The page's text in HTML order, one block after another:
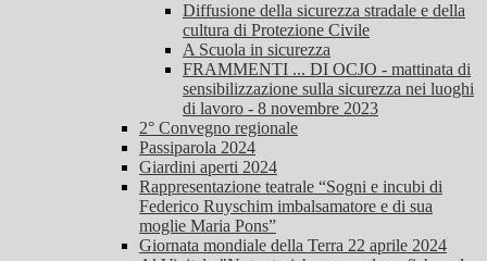
Diffusione della sicurezza stradale e della
cultura di Protezione Civile
A Scuola in sicurezza
FRAMMENTI ... DI OCJO - mattinata di
sensibilizzazione sulla sicurezza nei luoghi
di lavoro - 8 novembre 2023
2° Convegno regionale
Passiparola 2024
Giardini aperti 2024
Rappresentazione teatrale “Sogni e incubi di
Federico Ruyschim imbalsamatore e di sua
moglie Maria Pons”
Giornata mondiale della Terra 22 aprile 2024